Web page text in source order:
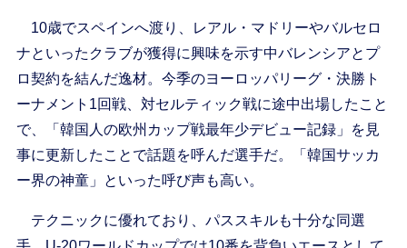
10歳でスペインへ渡り、レアル・マドリーやバルセロ
ナといったクラブが獲得に興味を示す中バレンシアとプ
ロ契約を結んだ逸材。今季のヨーロッパリーグ・決勝ト
ーナメント1回戦、対セルティック戦に途中出場したこと
で、「韓国人の欧州カップ戦最年少デビュー記録」を見
事に更新したことで話題を呼んだ選手だ。「韓国サッカ
ー界の神童」といった呼び声も高い。
テクニックに優れており、パススキルも十分な同選